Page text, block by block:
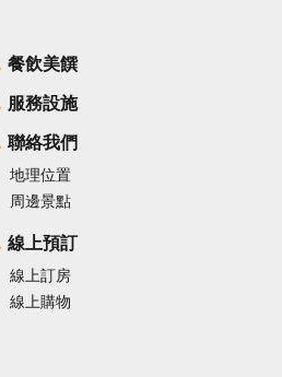
餐飲美饌
服務設施
聯絡我們
地理位置
周邊景點
線上預訂
線上訂房
線上購物